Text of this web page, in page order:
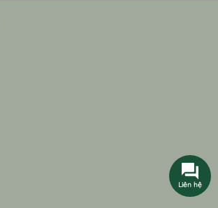
Liên hệ